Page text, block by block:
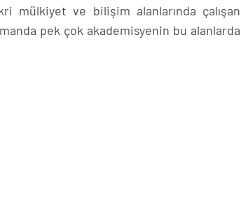
mülkiyet ve bilişim alanlarında çalışan
pek çok akademisyenin bu alanlarda